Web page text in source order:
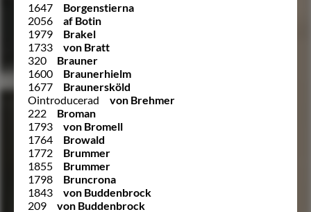
1647
Borgenstierna
2056
af Botin
1979
Brakel
1733
von Bratt
320
Brauner
1600
Braunerhielm
1677
Braunersköld
Ointroducerad
von Brehmer
222
Broman
1793
von Bromell
1764
Browald
1772
Brummer
1855
Brummer
1798
Bruncrona
1843
von Buddenbrock
209
von Buddenbrock